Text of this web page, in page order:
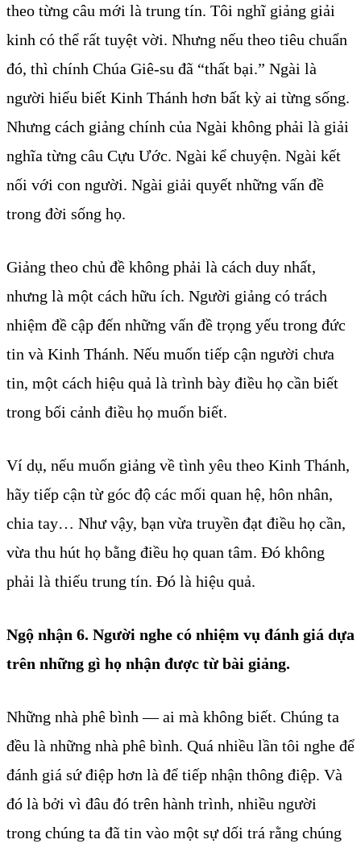
theo từng câu mới là trung tín. Tôi nghĩ giảng giải
kinh có thể rất tuyệt vời. Nhưng nếu theo tiêu chuẩn
đó, thì chính Chúa Giê-su đã “thất bại.” Ngài là
người hiểu biết Kinh Thánh hơn bất kỳ ai từng sống.
Nhưng cách giảng chính của Ngài không phải là giải
nghĩa từng câu Cựu Ước. Ngài kể chuyện. Ngài kết
nối với con người. Ngài giải quyết những vấn đề
trong đời sống họ.
Giảng theo chủ đề không phải là cách duy nhất,
nhưng là một cách hữu ích. Người giảng có trách
nhiệm đề cập đến những vấn đề trọng yếu trong đức
tin và Kinh Thánh. Nếu muốn tiếp cận người chưa
tin, một cách hiệu quả là trình bày điều họ cần biết
trong bối cảnh điều họ muốn biết.
Ví dụ, nếu muốn giảng về tình yêu theo Kinh Thánh,
hãy tiếp cận từ góc độ các mối quan hệ, hôn nhân,
chia tay… Như vậy, bạn vừa truyền đạt điều họ cần,
vừa thu hút họ bằng điều họ quan tâm. Đó không
phải là thiếu trung tín. Đó là hiệu quả.
Ngộ nhận 6. Người nghe có nhiệm vụ đánh giá dựa
trên những gì họ nhận được từ bài giảng.
Những nhà phê bình — ai mà không biết. Chúng ta
đều là những nhà phê bình. Quá nhiều lần tôi nghe để
đánh giá sứ điệp hơn là để tiếp nhận thông điệp. Và
đó là bởi vì đâu đó trên hành trình, nhiều người
trong chúng ta đã tin vào một sự dối trá rằng chúng